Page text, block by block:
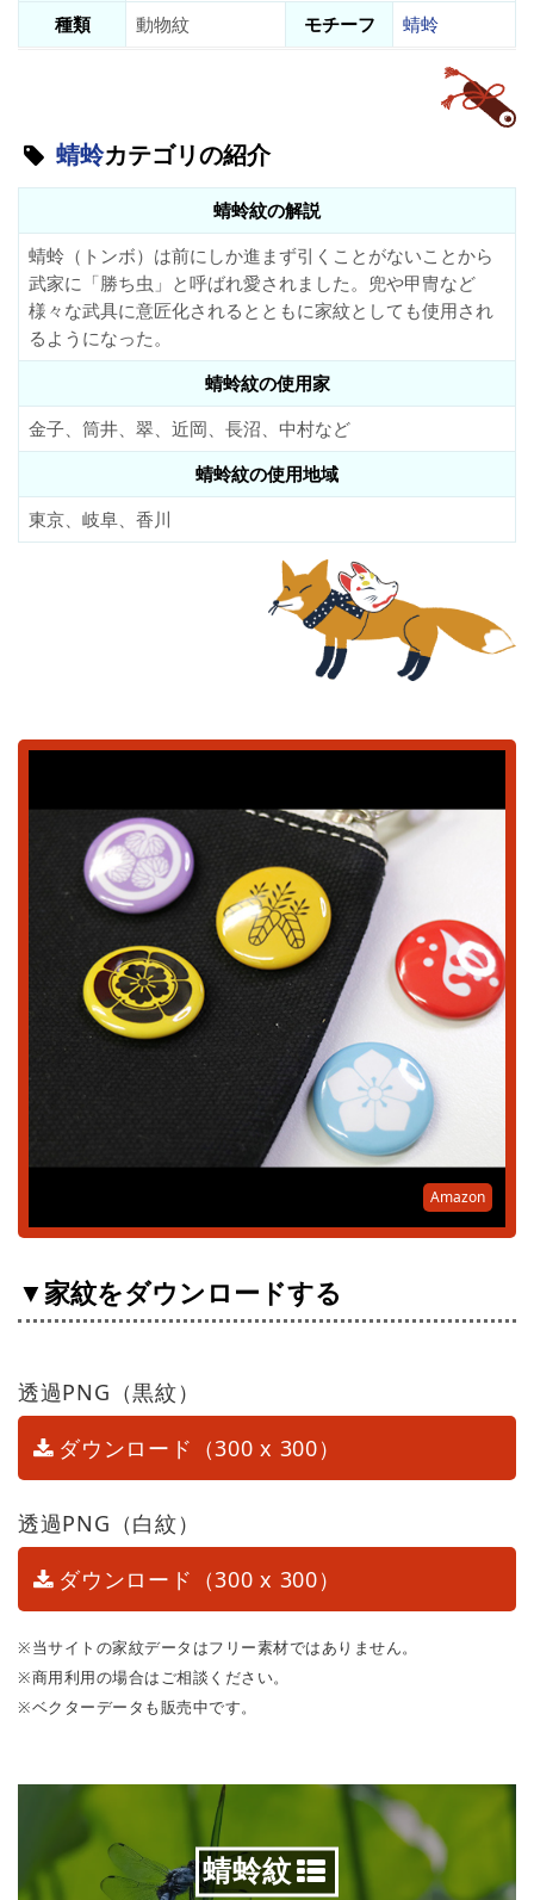
種類
動物紋 モチーフ 蜻蛉
蜻蛉カテゴリの紹介
蜻蛉紋の解説
蜻蛉（トンボ）は前にしか進まず引くことがないことから
武家に「勝ち虫」と呼ばれ愛されました。兜や甲冑など
様々な武具に意匠化されるとともに家紋としても使用され
るようになった。
蜻蛉紋の使用家
金子、筒井、翠、近岡、長沼、中村など
蜻蛉紋の使用地域
東京、岐阜、香川
Amazon
▼家紋をダウンロードする
透過PNG（黒紋）
ダウンロード（300 x 300）
透過PNG（白紋）
ダウンロード（300 x 300）
※当サイトの家紋データはフリー素材ではありません。
※商用利用の場合はご相談ください。
※ベクターデータも販売中です。
蜻蛉紋